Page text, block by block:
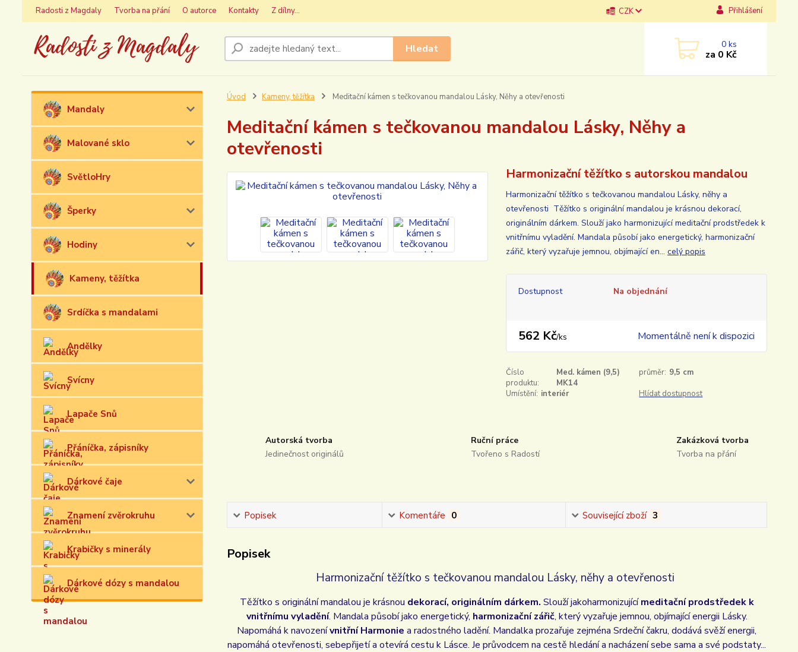
Radosti z Magdaly Tvorba na přání O autorce Kontakty Z dílny... CZK Přihlášení
Hledat 0ks
za 0 Kč
Mandaly
Malované sklo
SvětloHry
Šperky
Hodiny
Kameny, těžítka
Srdíčka s mandalami
Andělky
Svícny
Lapače Snů
Přáníčka, zápisníky
Dárkové čaje
Znamení zvěrokruhu
Krabičky s minerály
Dárkové dózy s mandalou
Úvod Kameny, těžítka Meditační kámen s tečkovanou mandalou Lásky, Něhy a otevřenosti
Meditační kámen s tečkovanou mandalou Lásky, Něhy a
otevřenosti
Harmonizační těžítko s autorskou mandalou
Harmonizační těžítko s tečkovanou mandalou Lásky, něhy a
otevřenosti Těžítko s originální mandalou je krásnou dekorací,
originálním dárkem. Slouží jako harmonizující meditační prodstředek k
vnitřnímu vyladění. Mandala působí jako energetický, harmonizační
zářič, který vyzařuje jemnou, objímající en... celý popis
Dostupnost Na objednání
562 Kč/ks Momentálně není k dispozici
Číslo
produktu:
Med. kámen (9,5)
MK14
průměr: 9,5 cm
Umístění: interiér Hlídat dostupnost
Autorská tvorba
Jedinečnost originálů
Ruční práce
Tvořeno s Radostí
Zakázková tvorba
Tvorba na přání
Popisek Komentáře 0 Související zboží 3
Popisek
Harmonizační těžítko s tečkovanou mandalou Lásky, něhy a otevřenosti
Těžítko s originální mandalou je krásnou dekorací, originálním dárkem. Slouží jakoharmonizujícímeditační prodstředek k
vnitřnímu vyladění. Mandala působí jako energetický, harmonizační zářič, který vyzařuje jemnou, objímající energii Lásky.
Napomáhá k navozenívnitřní Harmonie a radostného ladění. Mandalka prozařuje zejména Srdeční čakru, dodává svěží energii,
napomáhá otevřenosti, sebepřijetí a otevírá cestu k Lásce. Je průvodcem na cestě hledání a nacházení sebe sama a své podstaty...